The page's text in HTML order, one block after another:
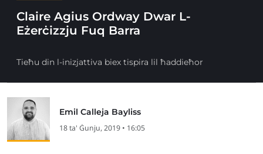
Claire Agius Ordway Dwar L-
Eżerċizzju Fuq Barra
Tieħu din l-inizjattiva biex tispira lil ħaddieħor
Emil Calleja Bayliss
18 ta' Ġunju, 2019 • 16:05